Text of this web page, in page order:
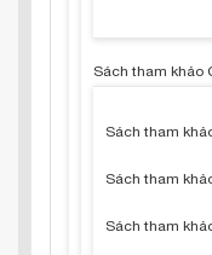
Sách tham khảo
Sách tham
Sách tham
Sách tham